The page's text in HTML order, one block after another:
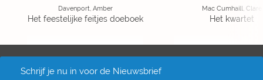
Davenport, Amber
Het feestelijke feitjes doeboek
Mac Cumhaill, Clare
Het kwartet
Schrijf je nu in voor de Nieuwsbrief